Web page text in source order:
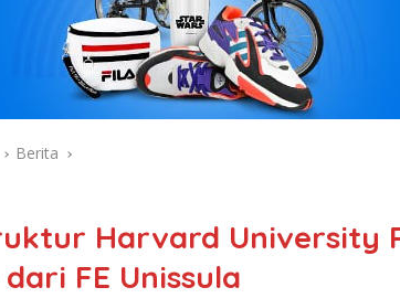
Berita
Harvard University
dari FE Unissula